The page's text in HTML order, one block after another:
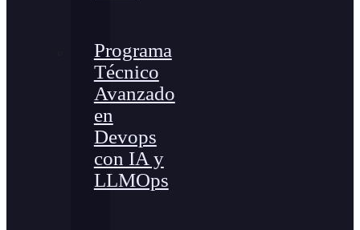
Programa
Técnico
Avanzado
en
Devops
con IA y
LLMOps